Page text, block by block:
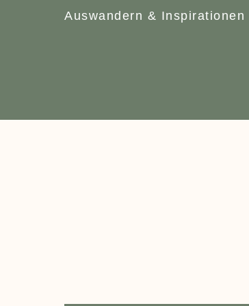
Auswandern & Inspirationen